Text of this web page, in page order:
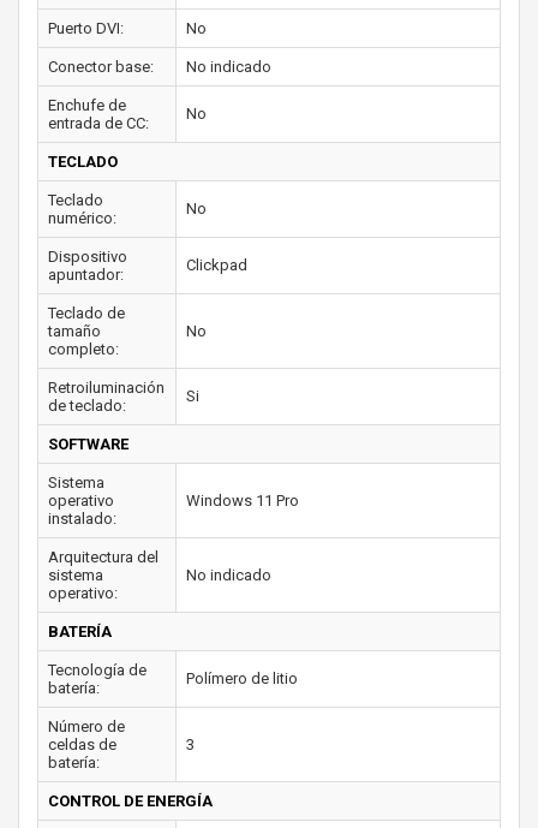
Puerto DVI: No
Conector base: No indicado
Enchufe de
entrada de CC:
No
TECLADO
Teclado
numérico:
No
Dispositivo
apuntador:
Clickpad
Teclado de
tamaño
completo:
No
Retroiluminación
de teclado:
Si
SOFTWARE
Sistema
operativo
instalado:
Windows 11 Pro
Arquitectura del
sistema
operativo:
No indicado
BATERÍA
Tecnología de
batería:
Polímero de litio
Número de
celdas de
batería:
3
CONTROL DE ENERGÍA